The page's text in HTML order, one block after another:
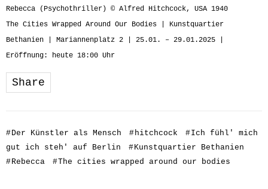
Rebecca (Psychothriller) © Alfred Hitchcock, USA 1940
The Cities Wrapped Around Our Bodies | Kunstquartier
Bethanien | Mariannenplatz 2 | 25.01. – 29.01.2025 |
Eröffnung: heute 18:00 Uhr
Share
# Der Künstler als Mensch # hitchcock #Ich fühl' mich
gut ich steh' auf Berlin
# Kunstquartier Bethanien
# Rebecca #The cities wrapped around our bodies